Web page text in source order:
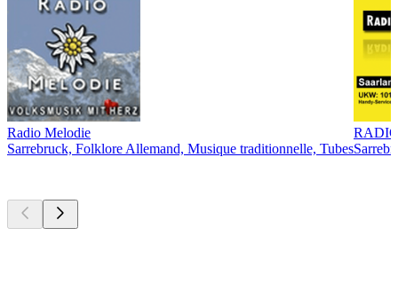
Radio Melodie
Sarrebruck, Folklore Allemand, Musique traditionnelle, Tubes